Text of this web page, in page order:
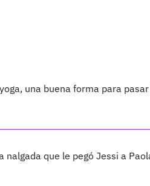
una buena forma para
nalgada que le pegó Jessi a